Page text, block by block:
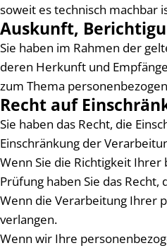
soweit es technisch machbar
Auskunft,
Sie haben im Rahmen der
deren Herkunft und
zum Thema
Recht auf
Sie haben das Recht, die
Einschränkung der
Wenn Sie die Richtigkeit
Prüfung haben Sie das
Wenn die Verarbeitung Ihrer
verlangen.
Wenn wir Ihre